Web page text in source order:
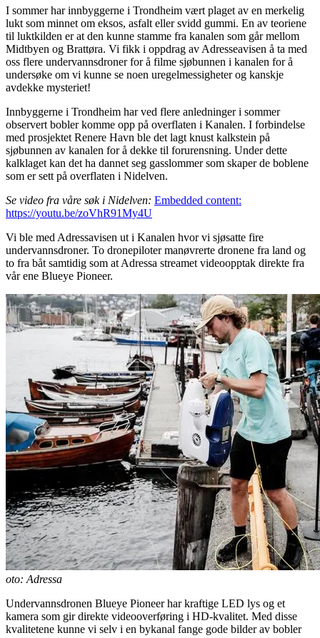
I sommer har innbyggerne i Trondheim vært plaget av en merkelig
lukt som minnet om eksos, asfalt eller svidd gummi. En av teoriene
til luktkilden er at den kunne stamme fra kanalen som går mellom
Midtbyen og Brattøra. Vi fikk i oppdrag av Adresseavisen å ta med
oss flere undervannsdroner for å filme sjøbunnen i kanalen for å
undersøke om vi kunne se noen uregelmessigheter og kanskje
avdekke mysteriet!
Innbyggerne i Trondheim har ved flere anledninger i sommer
observert bobler komme opp på overflaten i Kanalen. I forbindelse
med prosjektet Renere Havn ble det lagt knust kalkstein på
sjøbunnen av kanalen for å dekke til forurensning. Under dette
kalklaget kan det ha dannet seg gasslommer som skaper de boblene
som er sett på overflaten i Nidelven.
Se video fra våre søk i Nidelven: Embedded content:
https://youtu.be/zoVhR91My4U
Vi ble med Adressavisen ut i Kanalen hvor vi sjøsatte fire
undervannsdroner. To dronepiloter manøvrerte dronene fra land og
to fra båt samtidig som at Adressa streamet videoopptak direkte fra
vår ene Blueye Pioneer.
oto: Adressa
Undervannsdronen Blueye Pioneer har kraftige LED lys og et
kamera som gir direkte videooverføring i HD-kvalitet. Med disse
kvalitetene kunne vi selv i en bykanal fange gode bilder av bobler